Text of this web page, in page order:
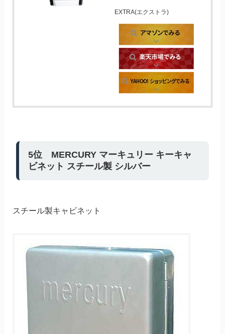
EXTRA(エクストラ)
5位 MERCURY マーキュリー キーキャ
ビネット スチール製 シルバー
スチール製キャビネット